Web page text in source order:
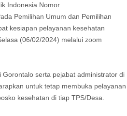
Indonesia Nomor
Pemilihan Umum dan Pemilihan
kesiapan pelayanan kesehatan
(06/02/2024) melalui zoom
serta pejabat administrator di
untuk tetap membuka pelayanan
kesehatan di tiap TPS/Desa.